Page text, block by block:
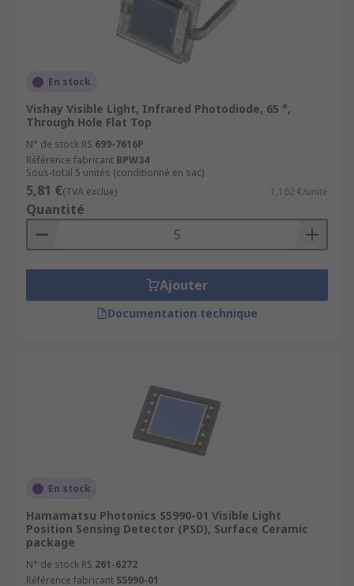
En stock
Vishay Visible Light, Infrared Photodiode, 65 °,
Through Hole Flat Top
N° de stock RS 699-7616P
Référence fabricant BPW34
Sous-total 5 unités (conditionné en sac)
5,81 €(TVA exclue) 1,162 €/unité
Quantité
Ajouter
Documentation technique
En stock
Hamamatsu Photonics S5990-01 Visible Light
Position Sensing Detector (PSD), Surface Ceramic
package
N° de stock RS 261-6272
Référence fabricant S5990-01